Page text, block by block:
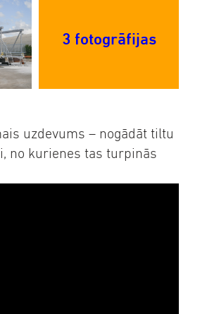
3 fotogrāfijas
uzdevums – nogādāt tiltu
no kurienes tas turpinās